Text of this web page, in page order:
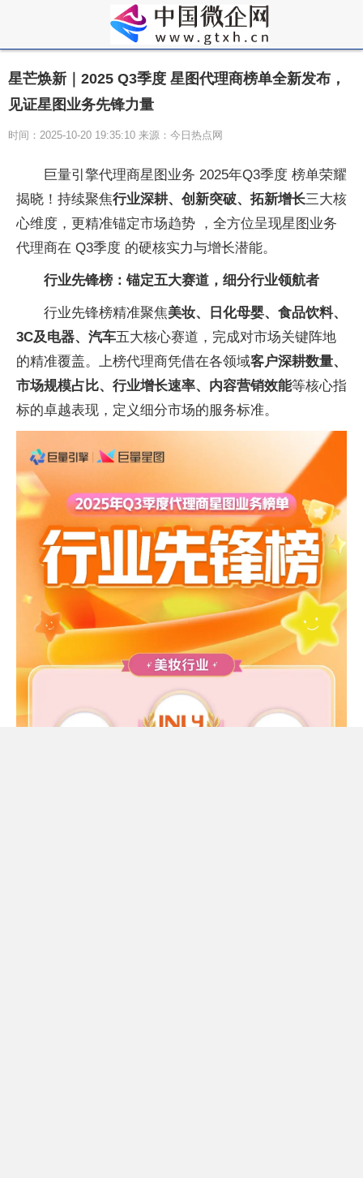
星芒焕新｜2025 Q3季度 星图代理商榜单全新发布，
见证星图业务先锋力量
时间：2025-10-20 19:35:10 来源：今日热点网
巨量引擎代理商星图业务 2025年Q3季度 榜单荣耀
揭晓！持续聚焦行业深耕、创新突破、拓新增长三大核
心维度，更精准锚定市场趋势 ，全方位呈现星图业务
代理商在 Q3季度 的硬核实力与增长潜能。
行业先锋榜：锚定五大赛道，细分行业领航者
行业先锋榜精准聚焦美妆、日化母婴、食品饮料、
3C及电器、汽车五大核心赛道，完成对市场关键阵地
的精准覆盖。上榜代理商凭借在各领域客户深耕数量、
市场规模占比、行业增长速率、内容营销效能等核心指
标的卓越表现，定义细分市场的服务标准。